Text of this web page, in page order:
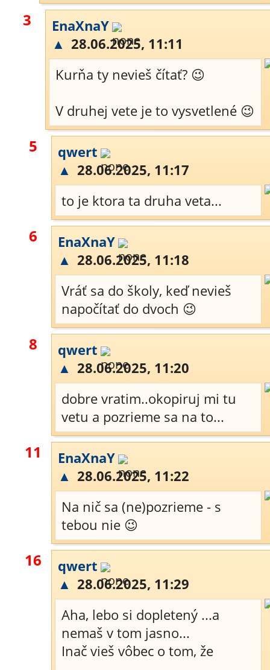
3
EnaXnaY
▲ 28.06.2025, 11:11
Kurňa ty nevieš čítať? 😉
V druhej vete je to vysvetlené 😉
5
qwert
▲ 28.06.2025, 11:17
to je ktora ta druha veta...
6
EnaXnaY
▲ 28.06.2025, 11:18
Vráť sa do školy, keď nevieš
napočítať do dvoch 😉
8
qwert
▲ 28.06.2025, 11:20
dobre vratim..okopiruj mi tu
vetu a pozrieme sa na to...
11
EnaXnaY
▲ 28.06.2025, 11:22
Na nič sa (ne)pozrieme - s
tebou nie 😉
16
qwert
▲ 28.06.2025, 11:29
Aha, lebo si dopletený ...a
nemaš v tom jasno...
Inač vieš vôbec o tom, že